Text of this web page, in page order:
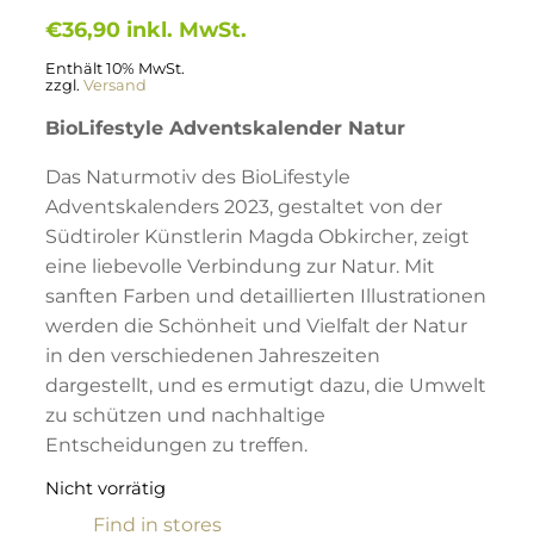
€36,90 inkl. MwSt.
Enthält 10% MwSt.
zzgl.Versand
BioLifestyle Adventskalender Natur
Das Naturmotiv des BioLifestyle
Adventskalenders 2023, gestaltet von der
Südtiroler Künstlerin Magda Obkircher, zeigt
eine liebevolle Verbindung zur Natur. Mit
sanften Farben und detaillierten Illustrationen
werden die Schönheit und Vielfalt der Natur
in den verschiedenen Jahreszeiten
dargestellt, und es ermutigt dazu, die Umwelt
zu schützen und nachhaltige
Entscheidungen zu treffen.
Nicht vorrätig
Find in stores